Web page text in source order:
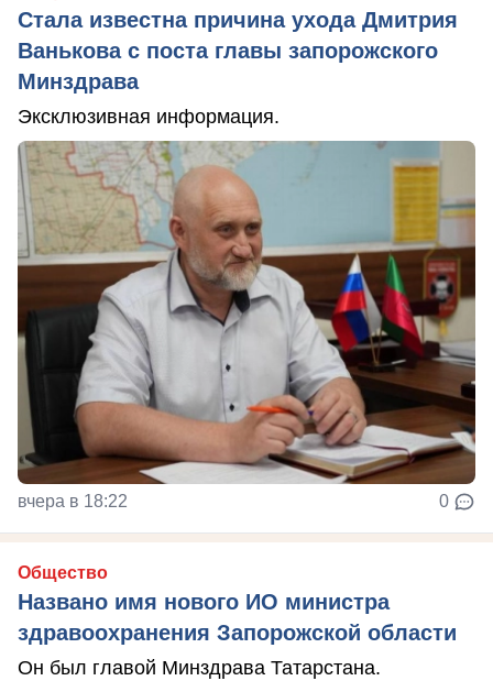
Стала известна причина ухода Дмитрия
Ванькова с поста главы запорожского
Минздрава
Эксклюзивная информация.
вчера в 18:22 0
Общество
Названо имя нового ИО министра
здравоохранения Запорожской области
Он был главой Минздрава Татарстана.